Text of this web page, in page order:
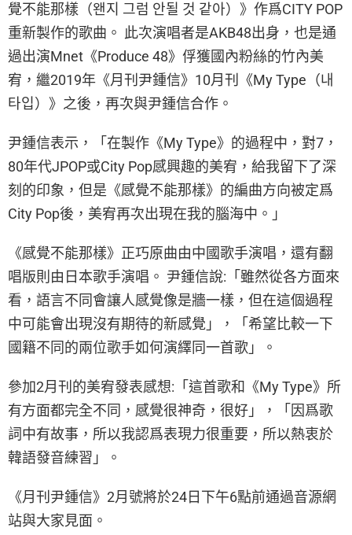
覺不能那樣（왠지 그럼 안될 것 같아）》作爲CITY POP
重新製作的歌曲。 此次演唱者是AKB48出身，也是通
過出演Mnet《Produce 48》俘獲國內粉絲的竹內美
宥，繼2019年《月刊尹鍾信》10月刊《My Type（내
타입）》之後，再次與尹鍾信合作。
尹鍾信表示，「在製作《My Type》的過程中，對7，
80年代JPOP或City Pop感興趣的美宥，給我留下了深
刻的印象，但是《感覺不能那樣》的編曲方向被定爲
City Pop後，美宥再次出現在我的腦海中。」
《感覺不能那樣》正巧原曲由中國歌手演唱，還有翻
唱版則由日本歌手演唱。 尹鍾信說:「雖然從各方面來
看，語言不同會讓人感覺像是牆一樣，但在這個過程
中可能會出現沒有期待的新感覺」，「希望比較一下
國籍不同的兩位歌手如何演繹同一首歌」。
參加2月刊的美宥發表感想:「這首歌和《My Type》所
有方面都完全不同，感覺很神奇，很好」，「因爲歌
詞中有故事，所以我認爲表現力很重要，所以熱衷於
韓語發音練習」。
《月刊尹鍾信》2月號將於24日下午6點前通過音源網
站與大家見面。